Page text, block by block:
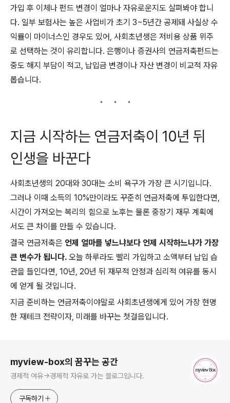
가입 후 이체나 펀드 변경이 얼마나 자유로운지도 살펴봐야 합니
다. 일부 보험사는 높은 사업비가 초기 3~5년간 공제돼 사실상 수
익률이 마이너스인 경우도 있어, 사회초년생은 저비용 상품 위주
로 선택하는 것이 유리합니다. 은행이나 증권사의 연금저축펀드는
중도 해지 부담이 적고, 납입금 변경이나 자산 변경이 비교적 자유
롭습니다.
지금 시작하는 연금저축이 10년 뒤
인생을 바꾼다
사회초년생의 20대와 30대는 소비 욕구가 가장 큰 시기입니다.
그러나 이때 소득의 10%만이라도 꾸준히 연금저축에 투입한다면,
시간이 가져오는 복리의 힘으로 노후는 물론 중장기 재무 계획에
서도 큰 차이를 만들 수 있습니다.
결국 연금저축은 언제 얼마를 넣느냐보다 언제 시작하느냐가 가장
큰 변수가 됩니다. 오늘 하루라도 빨리 가입하고 소액부터 납입 습
관을 들인다면, 10년, 20년 뒤 재무적 안정과 심리적 여유를 동시
에 얻게 될 것입니다.
지금 준비하는 연금저축이야말로 사회초년생에게 있어 가장 현명
한 재테크 전략이자, 미래를 바꾸는 첫걸음입니다.
myview-box의 꿈꾸는 공간
경제적 여유->경제적 자유로 가는 블로그입니다.
구독하기